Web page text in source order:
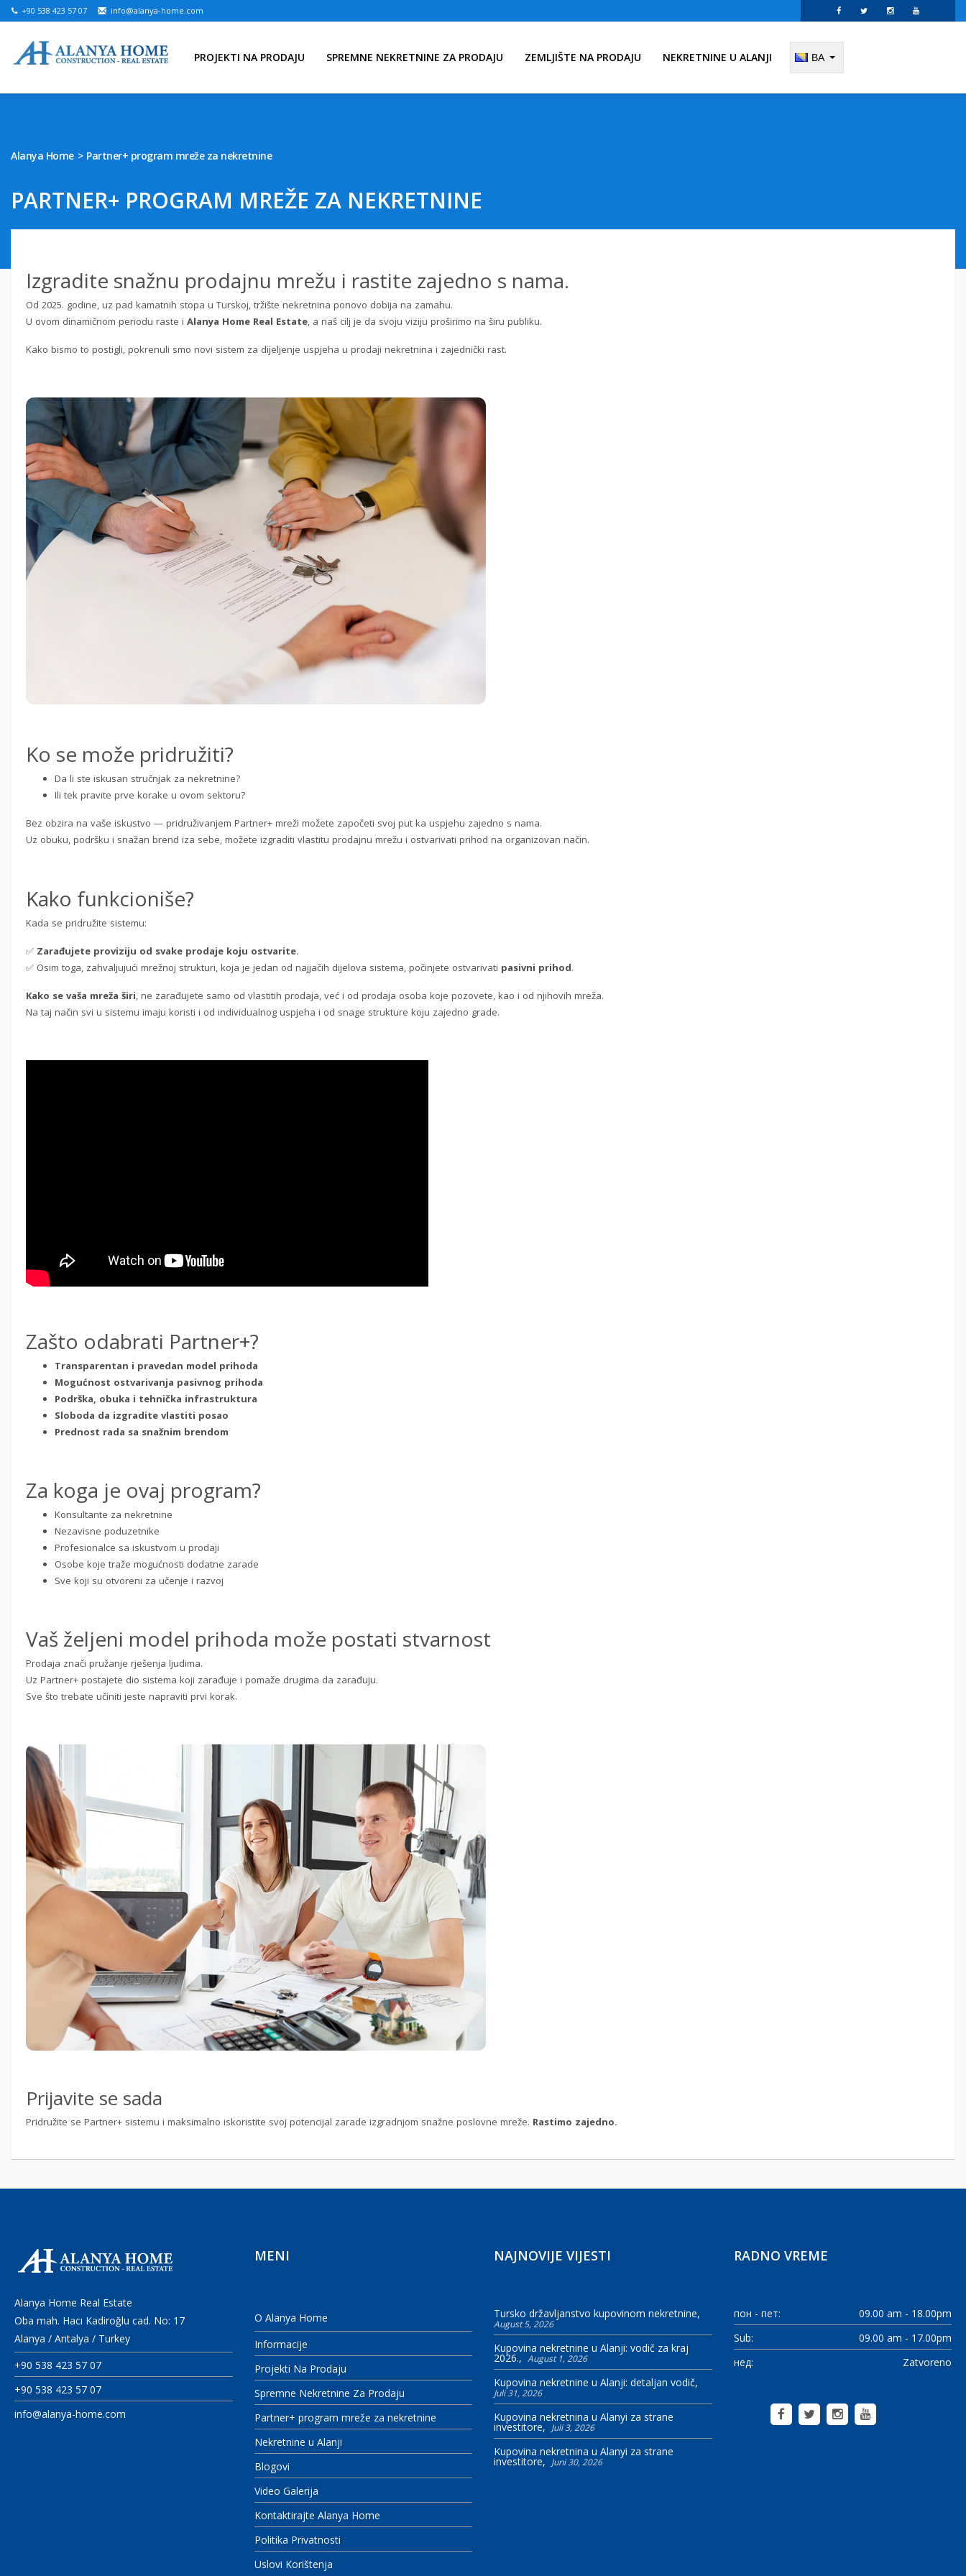
+90 538 423 57 07 info@alanya-home.com
BA
PROJEKTI NA PRODAJU SPREMNE NEKRETNINE ZA PRODAJU ZEMLJIŠTE NA PRODAJU NEKRETNINE U ALANJI
Alanya Home Partner+ program mreže za nekretnine
PARTNER+ PROGRAM MREŽE ZA NEKRETNINE
Izgradite snažnu prodajnu mrežu i rastite zajedno s nama.
Od 2025. godine, uz pad kamatnih stopa u Turskoj, tržište nekretnina ponovo dobija na zamahu.
U ovom dinamičnom periodu raste i Alanya Home Real Estate, a naš cilj je da svoju viziju proširimo na širu publiku.
Kako bismo to postigli, pokrenuli smo novi sistem za dijeljenje uspjeha u prodaji nekretnina i zajednički rast.
Ko se može pridružiti?
Da li ste iskusan stručnjak za nekretnine?
Ili tek pravite prve korake u ovom sektoru?
Bez obzira na vaše iskustvo — pridruživanjem Partner+ mreži možete započeti svoj put ka uspjehu zajedno s nama.
Uz obuku, podršku i snažan brend iza sebe, možete izgraditi vlastitu prodajnu mrežu i ostvarivati prihod na organizovan način.
Kako funkcioniše?
Kada se pridružite sistemu:
✅ Zarađujete proviziju od svake prodaje koju ostvarite.
✅ Osim toga, zahvaljujući mrežnoj strukturi, koja je jedan od najjačih dijelova sistema, počinjete ostvarivati pasivni prihod.
Kako se vaša mreža širi, ne zarađujete samo od vlastitih prodaja, već i od prodaja osoba koje pozovete, kao i od njihovih mreža.
Na taj način svi u sistemu imaju koristi i od individualnog uspjeha i od snage strukture koju zajedno grade.
Zašto odabrati Partner+?
Transparentan i pravedan model prihoda
Mogućnost ostvarivanja pasivnog prihoda
Podrška, obuka i tehnička infrastruktura
Sloboda da izgradite vlastiti posao
Prednost rada sa snažnim brendom
Za koga je ovaj program?
Konsultante za nekretnine
Nezavisne poduzetnike
Profesionalce sa iskustvom u prodaji
Osobe koje traže mogućnosti dodatne zarade
Sve koji su otvoreni za učenje i razvoj
Vaš željeni model prihoda može postati stvarnost
Prodaja znači pružanje rješenja ljudima.
Uz Partner+ postajete dio sistema koji zarađuje i pomaže drugima da zarađuju.
Sve što trebate učiniti jeste napraviti prvi korak.
Prijavite se sada
Pridružite se Partner+ sistemu i maksimalno iskoristite svoj potencijal zarade izgradnjom snažne poslovne mreže. Rastimo zajedno.
Alanya Home Real Estate
Oba mah. Hacı Kadiroğlu cad. No: 17
Alanya / Antalya / Turkey
+90 538 423 57 07
+90 538 423 57 07
info@alanya-home.com
MENI
O Alanya Home
Informacije
Projekti Na Prodaju
Spremne Nekretnine Za Prodaju
Partner+ program mreže za nekretnine
Nekretnine u Alanji
Blogovi
Video Galerija
Kontaktirajte Alanya Home
Politika Privatnosti
Uslovi Korištenja
NAJNOVIJE VIJESTI
Tursko državljanstvo kupovinom nekretnine
August 5, 2026
Kupovina nekretnine u Alanji: vodič za kraj
2026. August 1, 2026
Kupovina nekretnine u Alanji: detaljan vodič
Juli 31, 2026
Kupovina nekretnina u Alanyi za strane
investitore Juli 3, 2026
Kupovina nekretnina u Alanyi za strane
investitore Juni 30, 2026
RADNO VREME
пон - пет:
09.00 am - 18.00pm
Sub:
09.00 am - 17.00pm
нед:
Zatvoreno